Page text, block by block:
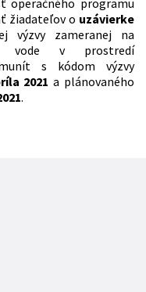
operačného programu
žiadateľov o uzávierke
výzvy zameranej na
vode v prostredí
s kódom výzvy
2021a plánovaného
.